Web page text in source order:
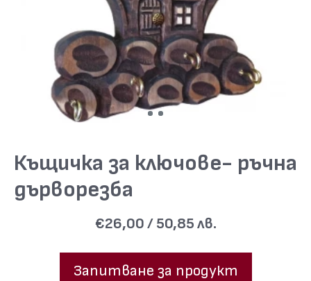
Къщичка за ключове- ръчна
дърворезба
€26,00 / 50,85 лв.
Запитване за продукт